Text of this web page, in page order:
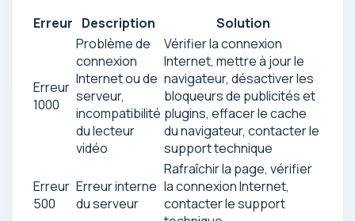
Erreur Description Solution
Erreur
1000
Problème de
connexion
Internet ou de
serveur,
incompatibilité
du lecteur
vidéo
Vérifier la connexion
Internet, mettre à jour le
navigateur, désactiver les
bloqueurs de publicités et
plugins, effacer le cache
du navigateur, contacter le
support technique
Erreur
500
Erreur interne
du serveur
Rafraîchir la page, vérifier
la connexion Internet,
contacter le support